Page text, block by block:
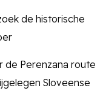
de historische
de Perenzana route
Sloveense